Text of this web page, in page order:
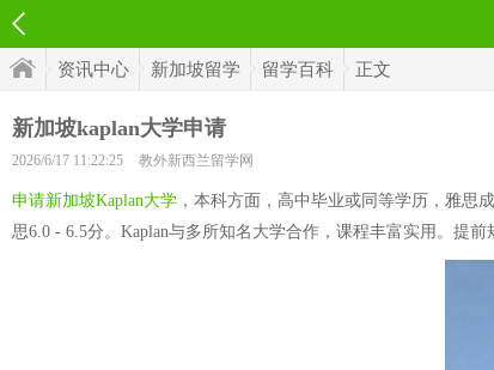
资讯中心 新加坡留学 留学百科 正文
新加坡kaplan大学申请
2026/6/17 11:22:25 教外新西兰留学网
申请新加坡Kaplan大学 ，本科方面，高中毕业或同等学历，雅思
思6.0 - 6.5分。Kaplan与多所知名大学合作，课程丰富实用。提